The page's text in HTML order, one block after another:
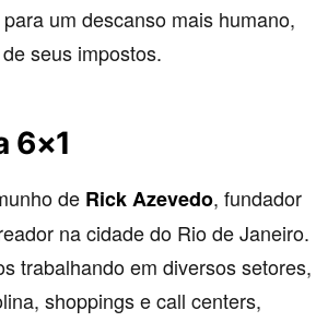
um descanso mais humano,
seus impostos.
6×1
de Rick Azevedo, fundador
na cidade do Rio de Janeiro.
trabalhando em diversos setores,
shoppings e call centers,